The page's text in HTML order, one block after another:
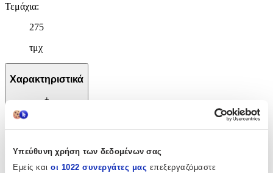
Υπεύθυνη χρήση των δεδομένων σας
Εμείς και οι 1022 συνεργάτες μας επεξεργαζόμαστε
Τεμάχια:
275
τμχ
Χαρακτηριστικά
+
Χαρακτηριστικά
Κατασκευαστής: